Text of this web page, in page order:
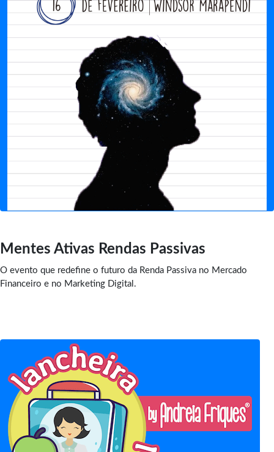
Mentes Ativas Rendas Passivas
O evento que redefine o futuro da Renda Passiva no Mercado
Financeiro e no Marketing Digital.